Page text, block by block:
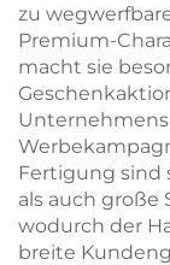
zu
Premium-
macht sie
Fertigung sind
als auch
wodurch der
breite